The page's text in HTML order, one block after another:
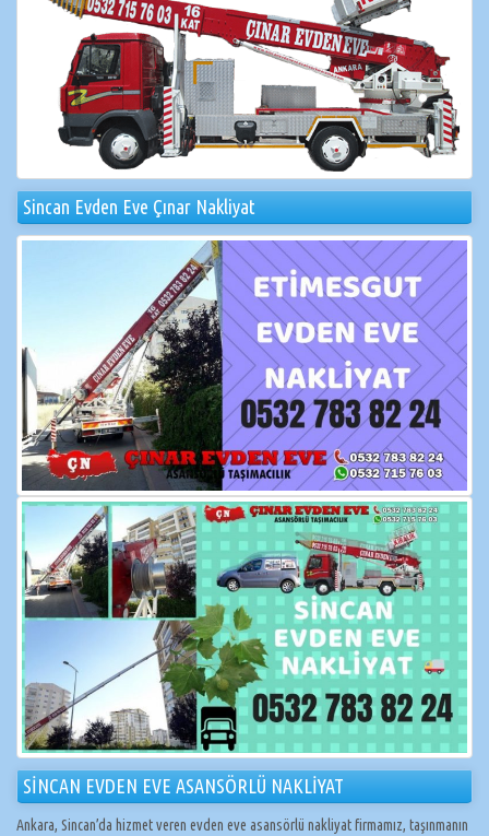
Sincan Evden Eve Çınar Nakliyat
SİNCAN EVDEN EVE ASANSÖRLÜ NAKLİYAT
Ankara, Sincan’da hizmet veren evden eve asansörlü nakliyat firmamız, taşınmanın